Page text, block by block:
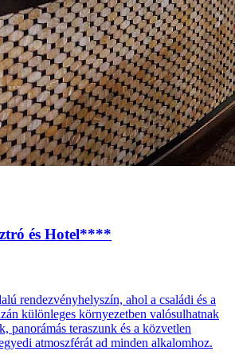
és Hotel****
rendezvényhelyszín, ahol a családi és a
különleges környezetben valósulhatnak
panorámás teraszunk és a közvetlen
atmoszférát ad minden alkalomhoz.